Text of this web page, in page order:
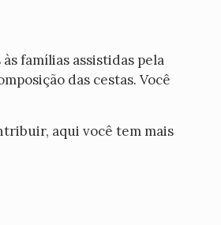
famílias assistidas pela
das cestas. Você
aqui você tem mais